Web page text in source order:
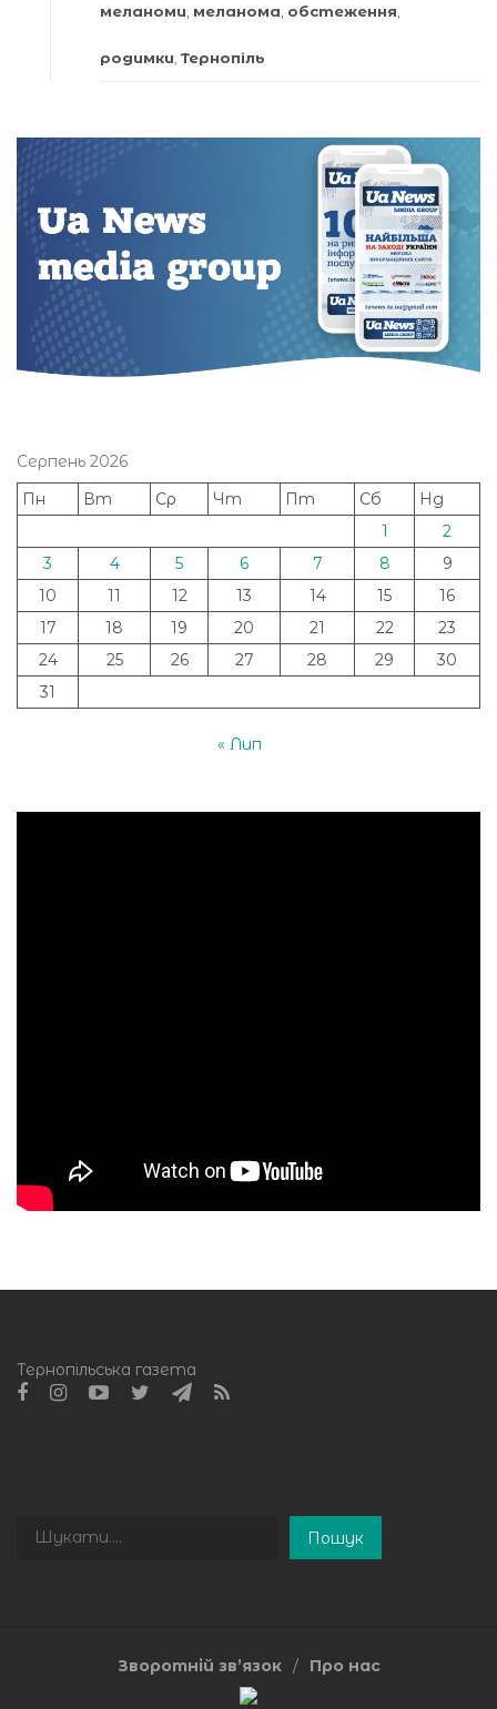
меланоми меланома обстеження
родимки Тернопіль
Серпень 2026
Пн
Вт Ср Чт Пт Сб
Нд
1
2
3
4 5 6 7 8
9
10
11 12 13 14 15
16
17
18 19 20 21 22
23
24
25 26 27 28 29
30
31
« Лип
Тернопільська газета
Пошук
Пошук
Зворотній зв’язок Про нас